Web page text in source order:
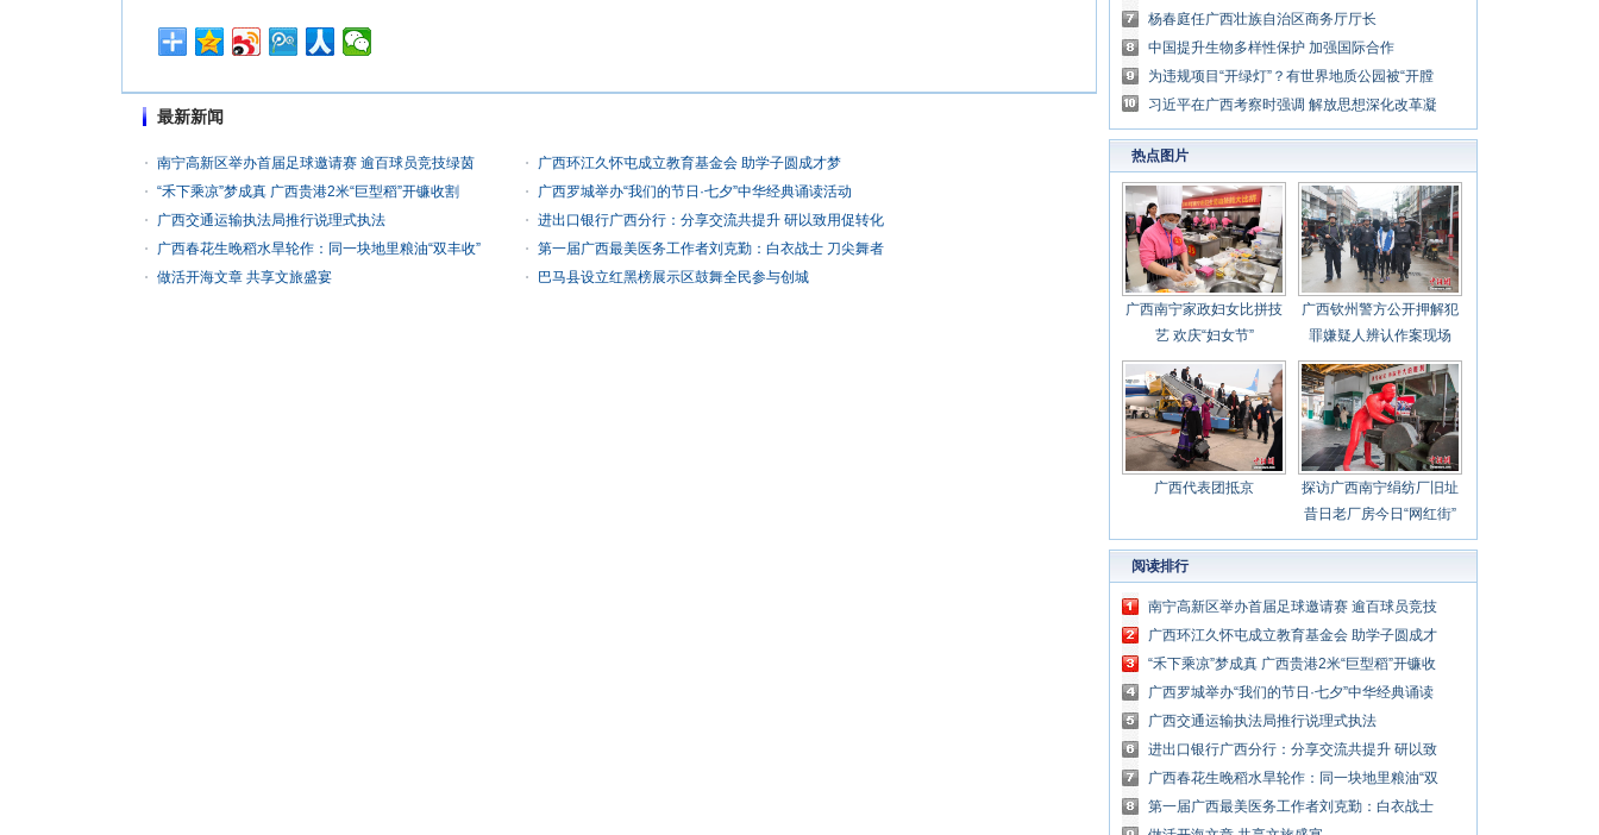
最新新闻
南宁高新区举办首届足球邀请赛 逾百球员竞技绿茵
广西环江久怀屯成立教育基金会 助学子圆成才梦
“禾下乘凉”梦成真 广西贵港2米“巨型稻”开镰收割
广西罗城举办“我们的节日·七夕”中华经典诵读活动
广西交通运输执法局推行说理式执法
进出口银行广西分行：分享交流共提升 研以致用促转化
广西春花生晚稻水旱轮作：同一块地里粮油“双丰收”
第一届广西最美医务工作者刘克勤：白衣战士 刀尖舞者
做活开海文章 共享文旅盛宴
巴马县设立红黑榜展示区鼓舞全民参与创城
讲好中国与东盟合作故事
杨春庭任广西壮族自治区商务厅厅长
中国提升生物多样性保护 加强国际合作
为违规项目“开绿灯”？有世界地质公园被“开膛
破肚”
习近平在广西考察时强调 解放思想深化改革凝
心聚力担当实干 建设新时代中国特色社会主义
壮美
热点图片
广西南宁家政妇女比拼技
艺 欢庆“妇女节”
广西钦州警方公开押解犯
罪嫌疑人辨认作案现场
广西代表团抵京
探访广西南宁绢纺厂旧址
昔日老厂房今日“网红街”
阅读排行
南宁高新区举办首届足球邀请赛 逾百球员竞技
绿茵
广西环江久怀屯成立教育基金会 助学子圆成才
梦
“禾下乘凉”梦成真 广西贵港2米“巨型稻”开镰收
割
广西罗城举办“我们的节日·七夕”中华经典诵读
活动
广西交通运输执法局推行说理式执法
进出口银行广西分行：分享交流共提升 研以致
用促转化
广西春花生晚稻水旱轮作：同一块地里粮油“双
丰收”
第一届广西最美医务工作者刘克勤：白衣战士